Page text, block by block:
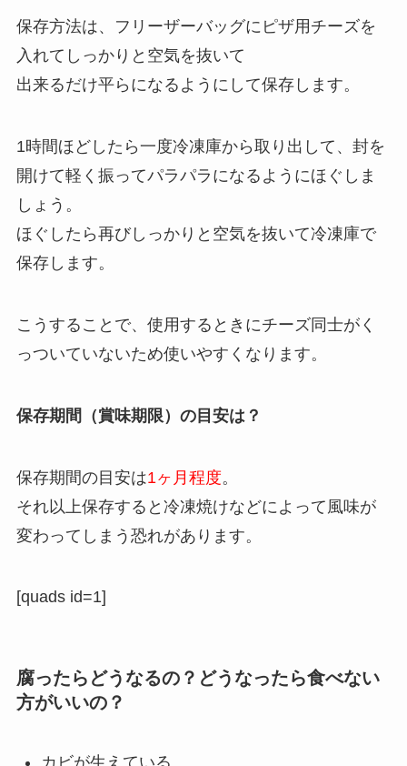
保存方法は、フリーザーバッグにピザ用チーズを
入れてしっかりと空気を抜いて
出来るだけ平らになるようにして保存します。
1時間ほどしたら一度冷凍庫から取り出して、封を
開けて軽く振ってパラパラになるようにほぐしま
しょう。
ほぐしたら再びしっかりと空気を抜いて冷凍庫で
保存します。
こうすることで、使用するときにチーズ同士がく
っついていないため使いやすくなります。
保存期間（賞味期限）の目安は？
保存期間の目安は1ヶ月程度。
それ以上保存すると冷凍焼けなどによって風味が
変わってしまう恐れがあります。
[quads id=1]
腐ったらどうなるの？どうなったら食べない
方がいいの？
カビが生えている